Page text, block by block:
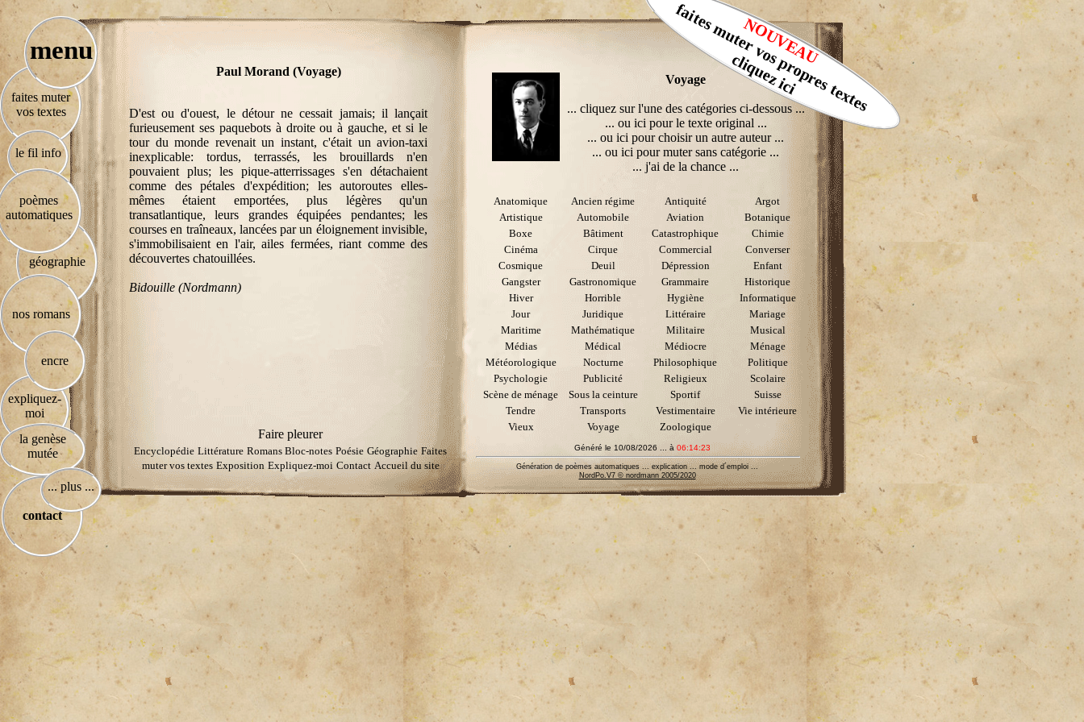
Paul Morand (Voyage)
D'est ou d'ouest, le détour ne cessait jamais; il lançait
furieusement ses paquebots à droite ou à gauche, et si le
tour du monde revenait un instant, c'était un avion-taxi
inexplicable: tordus, terrassés, les brouillards n'en
pouvaient plus; les pique-atterrissages s'en détachaient
comme des pétales d'expédition; les autoroutes elles-
mêmes étaient emportées, plus légères qu'un
transatlantique, leurs grandes équipées pendantes; les
courses en traîneaux, lancées par un éloignement invisible,
s'immobilisaient en l'air, ailes fermées, riant comme des
découvertes chatouillées.
Bidouille (Nordmann)
Faire pleurer
Encyclopédie Littérature Romans Bloc-notes Poésie Géographie Faites
muter vos textes Exposition Expliquez-moi Contact Accueil du site
Voyage
... cliquez sur l'une des catégories ci-dessous ...
... ou ici pour le texte original ...
... ou ici pour choisir un autre auteur ...
... ou ici pour muter sans catégorie ...
... j'ai de la chance ...
Anatomique Ancien régime Antiquité
Argot
Artistique
Automobile Aviation
Botanique
Boxe
Bâtiment Catastrophique
Chimie
Cinéma
Cirque Commercial
Converser
Cosmique
Deuil Dépression
Enfant
Gangster
Gastronomique Grammaire
Historique
Hiver
Horrible Hygiène
Informatique
Jour
Juridique Littéraire
Mariage
Maritime
Mathématique Militaire
Musical
Médias
Médical Médiocre
Ménage
Météorologique
Nocturne Philosophique
Politique
Psychologie
Publicité Religieux
Scolaire
Scène de ménage
Sous la ceinture Sportif
Suisse
Tendre
Transports Vestimentaire
Vie intérieure
Vieux
Voyage Zoologique
Généré le 10/08/2026 ... à06:14:23
Génération de poèmes automatiques ... explication ... mode d´emploi ...
NordPo.V7 © nordmann 2005/2020
NOUVEAU
faites muter vos propres textes
cliquez ici
faites muter
vos textes
le fil info
géographie
poèmes
automatiques
expliquez-
moi
la genèse
mutée
... plus ...
nos romans
encre
menu
contact